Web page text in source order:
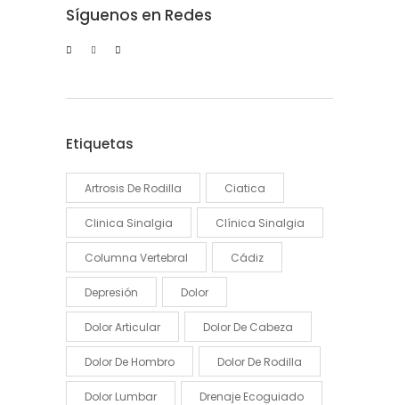
Síguenos en Redes
Etiquetas
Artrosis De Rodilla Ciatica
Clinica Sinalgia Clínica Sinalgia
Columna Vertebral Cádiz
Depresión Dolor
Dolor Articular Dolor De Cabeza
Dolor De Hombro Dolor De Rodilla
Dolor Lumbar Drenaje Ecoguiado